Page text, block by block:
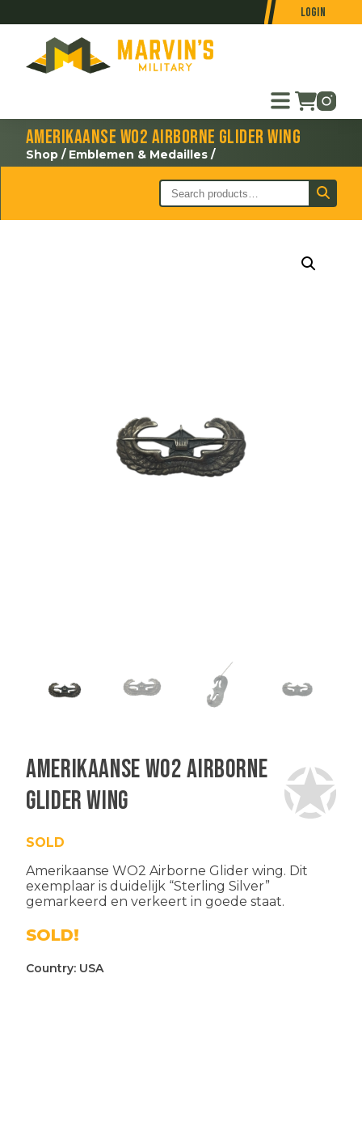
Login
Amerikaanse WO2 Airborne Glider wing
Shop / Emblemen & Medailles /
Amerikaanse WO2 Airborne
Glider wing
SOLD
Amerikaanse WO2 Airborne Glider wing. Dit
exemplaar is duidelijk “Sterling Silver”
gemarkeerd en verkeert in goede staat.
SOLD!
Country: USA